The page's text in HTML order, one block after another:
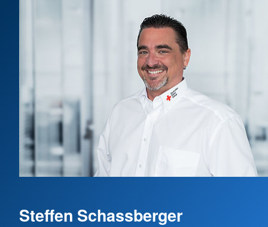
Steffen Schassberger